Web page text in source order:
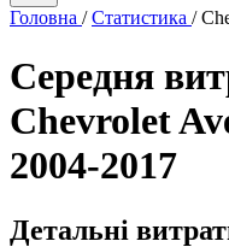
Головна / Статистика /
Середня
Chevrolet
2004-2017
Детальні